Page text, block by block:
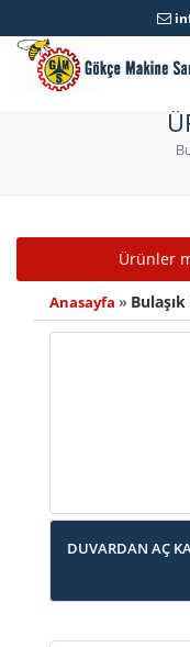
Toggle
Ürünler
Anasayfa »
DUVARDAN AÇ